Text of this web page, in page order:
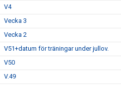
V4
Vecka 3
Vecka 2
V51+datum för träningar under jullov.
V50
V.49